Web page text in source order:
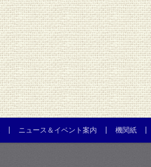
ニュース＆イベント案内 機関紙